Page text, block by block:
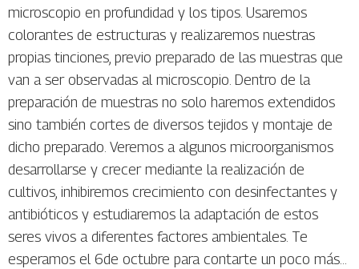
microscopio en profundidad y los tipos. Usaremos
colorantes de estructuras y realizaremos nuestras
propias tinciones, previo preparado de las muestras que
van a ser observadas al microscopio. Dentro de la
preparación de muestras no solo haremos extendidos
sino también cortes de diversos tejidos y montaje de
dicho preparado. Veremos a algunos microorganismos
desarrollarse y crecer mediante la realización de
cultivos, inhibiremos crecimiento con desinfectantes y
antibióticos y estudiaremos la adaptación de estos
seres vivos a diferentes factores ambientales. Te
esperamos el 6de octubre para contarte un poco más…